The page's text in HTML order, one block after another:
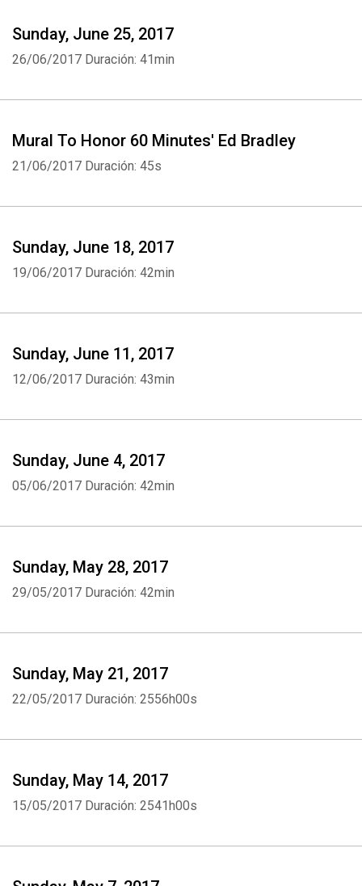
Sunday, June 25, 2017
26/06/2017 Duración: 41min
Mural To Honor 60 Minutes' Ed Bradley
21/06/2017 Duración: 45s
Sunday, June 18, 2017
19/06/2017 Duración: 42min
Sunday, June 11, 2017
12/06/2017 Duración: 43min
Sunday, June 4, 2017
05/06/2017 Duración: 42min
Sunday, May 28, 2017
29/05/2017 Duración: 42min
Sunday, May 21, 2017
22/05/2017 Duración: 2556h00s
Sunday, May 14, 2017
15/05/2017 Duración: 2541h00s